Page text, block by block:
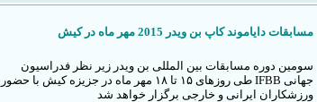
مسابقات دایاموند کاپ بن ویدر 2015 مهر ماه در کیش
سومین دوره مسابقات بین المللی بن ویدر زیر نظر فدراسیون
جهانی IFBB طی روزهای ۱۵ تا ۱۸ مهر ماه در جزیزه کیش با حضور
ورزشکاران ایرانی و خارجی برگزار خواهد شد